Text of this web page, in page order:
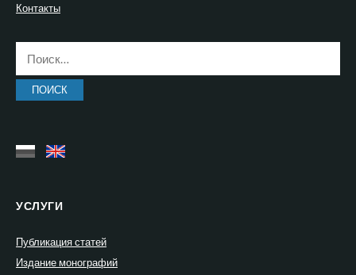
Контакты
УСЛУГИ
Публикация статей
Издание монографий